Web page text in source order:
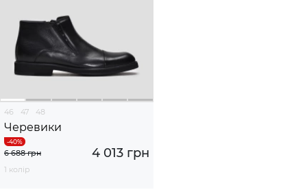
46 47 48
Черевики
4 013 грн
6 688 грн
1 колір